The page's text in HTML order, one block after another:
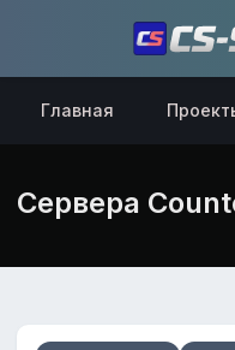
Главная
Сервера